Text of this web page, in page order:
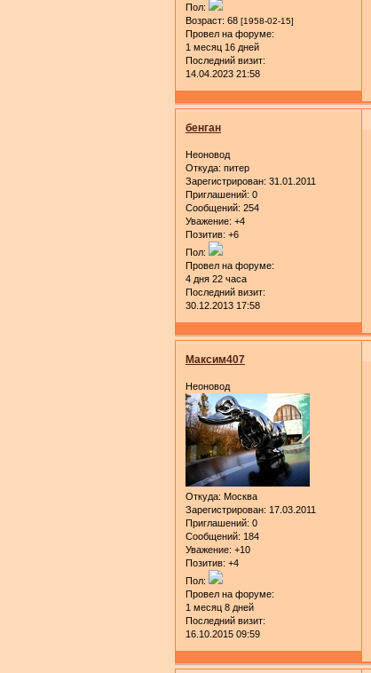
Пол:
Возраст: 68 [1958-02-15]
Провел на форуме:
1 месяц 16 дней
Последний визит:
14.04.2023 21:58
бенган
Неоновод
Откуда: питер
Зарегистрирован: 31.01.2011
Приглашений: 0
Сообщений: 254
Уважение: +4
Позитив: +6
Пол:
Провел на форуме:
4 дня 22 часа
Последний визит:
30.12.2013 17:58
Максим407
Неоновод
Откуда: Москва
Зарегистрирован: 17.03.2011
Приглашений: 0
Сообщений: 184
Уважение: +10
Позитив: +4
Пол:
Провел на форуме:
1 месяц 8 дней
Последний визит:
16.10.2015 09:59